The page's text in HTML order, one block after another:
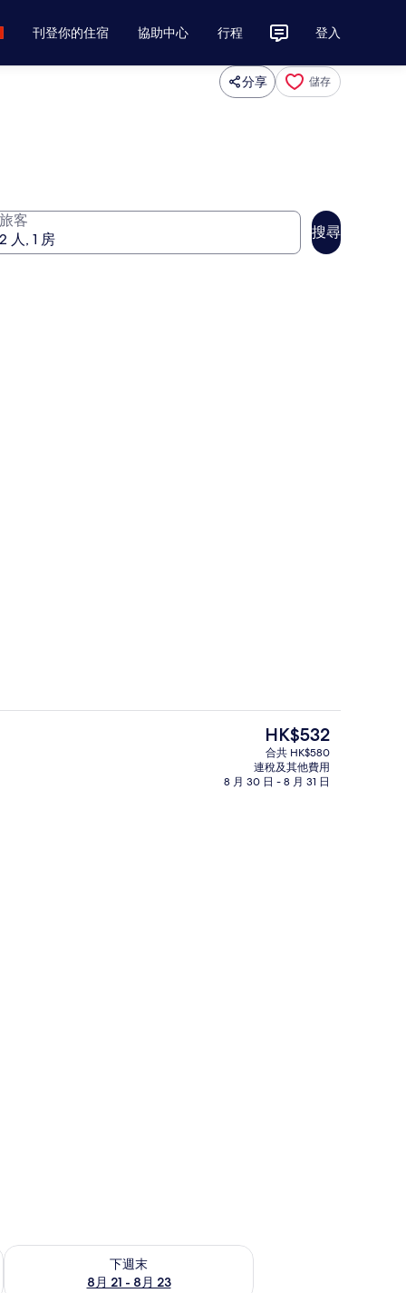
刊登你的住宿 協助中心 行程 登入
分享 儲存
旅客
搜尋
| 1 間睡房、房內夾萬、書桌、手提電腦工作空間
大堂
現
價
HK$532
HK$532
合共 HK$580
連稅及其他費用
8 月 30 日 - 8 月 31 日
下週末
8月 21 - 8月 23
查看下週末 8月 21 - 8月 23的可訂空房